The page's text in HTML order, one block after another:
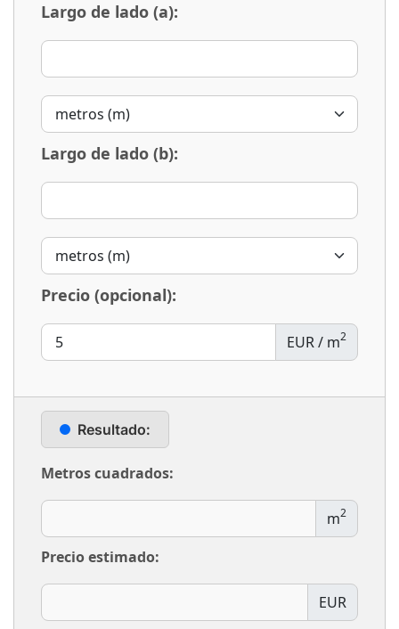
Largo de lado (a):
Largo de lado (b):
Precio (opcional):
EUR / m2
Resultado:
Metros cuadrados:
m2
Precio estimado:
EUR